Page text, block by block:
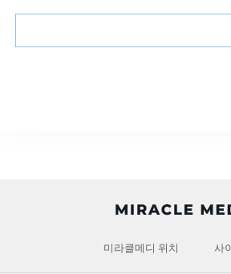
미라클메디 위치 사